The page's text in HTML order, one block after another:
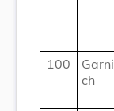
100
Garni
ch